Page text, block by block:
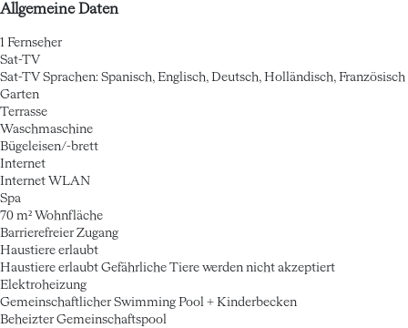
Allgemeine Daten
1 Fernseher
Sat-TV
Sat-TV Sprachen: Spanisch, Englisch, Deutsch, Holländisch, Französisch
Garten
Terrasse
Waschmaschine
Bügeleisen/-brett
Internet
Internet WLAN
Spa
70 m² Wohnfläche
Barrierefreier Zugang
Haustiere erlaubt
Haustiere erlaubt Gefährliche Tiere werden nicht akzeptiert
Elektroheizung
Gemeinschaftlicher Swimming Pool + Kinderbecken
Beheizter Gemeinschaftspool